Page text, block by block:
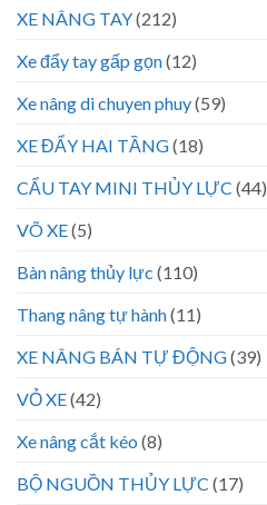
XE NÂNG TAY(212)
Xe đẩy tay gấp gọn(12)
Xe nâng di chuyen phuy(59)
XE ĐẨY HAI TẦNG(18)
CẨU TAY MINI THỦY LỰC (44)
VÕ XE(5)
Bàn nâng thủy lực (110)
Thang nâng tự hành(11)
XE NÂNG BÁN TỰ ĐỘNG(39)
VỎ XE(42)
Xe nâng cắt kéo (8)
BỘ NGUỒN THỦY LỰC (17)